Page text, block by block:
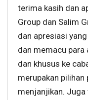
terima kasih dan
Group dan Salim
dan apresiasi
dan memacu
dan khusus ke
merupakan
menjanjikan.